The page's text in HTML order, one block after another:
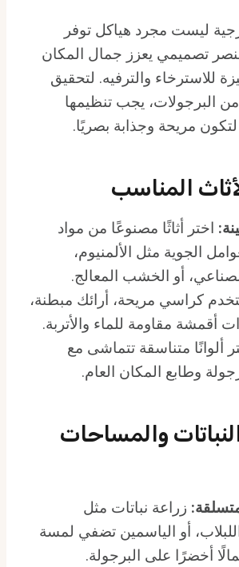
ليست مجرد هياكل توفر
تصميمي يعزز جمال المكان
للاسترخاء والترفيه. لتحقيق
البرجولات، يجب تنظيمها
لتكون مريحة وجذابة بصريًا.
اختر أثاثًا مصنوعًا من مواد
الجوية مثل الألمنيوم،
أو الخشب المعالج.
كراسي مريحة، أرائك مبطنة،
أقمشة مقاومة للماء والأتربة.
ألوانًا متناسقة تتماشى مع
وطابع المكان العام.
والمساحات
زراعة نباتات مثل
أو الياسمين تضفي لمسة
أخضرًا على البرجولة.